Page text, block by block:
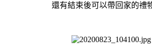
還有結束後可以帶回家的禮